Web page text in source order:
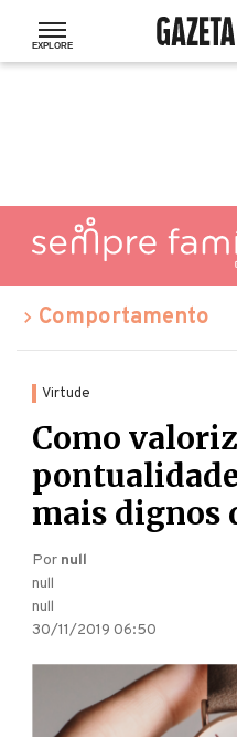
Comportamento
Virtude
Como
mais dignos
Por null
null
null
30/11/2019 06:50